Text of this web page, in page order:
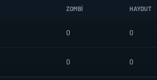
ZOMBI HAYDUT
0 0
0 0